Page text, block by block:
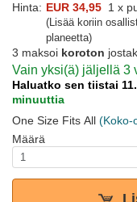
Hinta: EUR 34,95 1 x
(Lisää koriin
planeetta)
3 maksoi koroton
Vain yksi(ä) jäljellä 3
Haluatko sen tiistai
minuuttia
One Size Fits All (Koko-
Määrä